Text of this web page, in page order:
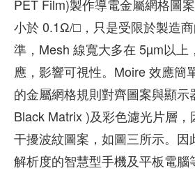
PET Film)製作導電金屬網格圖
小於 0.1Ω/□，只是受限於製造
準，Mesh 線寬大多在 5µm以上
應，影響可視性。Moire 效應簡
的金屬網格規則對齊圖案與顯示
Black Matrix )及彩色濾光片層
干擾波紋圖案，如圖三所示。因
解析度的智慧型手機及平板電腦